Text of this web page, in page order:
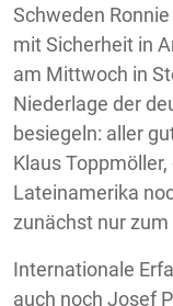
Schweden
mit Sicherheit in
am Mittwoch in
Niederlage der
besiegeln: aller
Klaus
Lateinamerika
zunächst nur zum
Internationale
auch noch Josef